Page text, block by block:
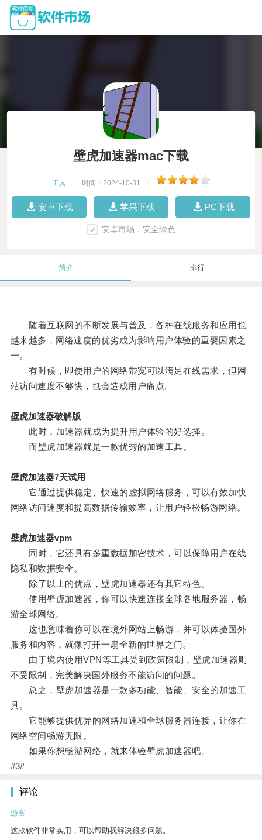
壁虎加速器mac下载
工具 时间：2024-10-31
安卓下载 苹果下载 PC下载
安卓市场，安全绿色
简介 排行
随着互联网的不断发展与普及，各种在线服务和应用也
越来越多，网络速度的优劣成为影响用户体验的重要因素之
一。
有时候，即使用户的网络带宽可以满足在线需求，但网
站访问速度不够快，也会造成用户痛点。
壁虎加速器破解版
此时，加速器就成为提升用户体验的好选择。
而壁虎加速器就是一款优秀的加速工具。
壁虎加速器7天试用
它通过提供稳定、快速的虚拟网络服务，可以有效加快
网络访问速度和提高数据传输效率，让用户轻松畅游网络。
壁虎加速器vpm
同时，它还具有多重数据加密技术，可以保障用户在线
隐私和数据安全。
除了以上的优点，壁虎加速器还有其它特色。
使用壁虎加速器，你可以快速连接全球各地服务器，畅
游全球网络。
这也意味着你可以在境外网站上畅游，并可以体验国外
服务和内容，就像打开一扇全新的世界之门。
由于境内使用VPN等工具受到政策限制，壁虎加速器则
不受限制，完美解决国外服务不能访问的问题。
总之，壁虎加速器是一款多功能、智能、安全的加速工
具。
它能够提供优异的网络加速和全球服务器连接，让你在
网络空间畅游无限。
如果你想畅游网络，就来体验壁虎加速器吧。
#3#
评论
游客
这款软件非常实用，可以帮助我解决很多问题。